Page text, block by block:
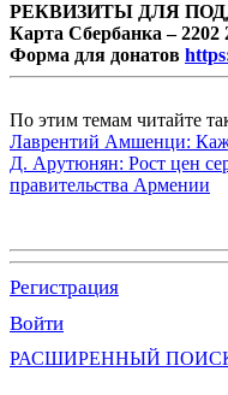
РЕКВИЗИТЫ ДЛЯ
Карта Сбербанка – 2202
Форма для донатов
По этим темам читайте
Лаврентий Амшенци:
Д. Арутюнян: Рост цен
правительства Армении
Регистрация
Войти
РАСШИРЕННЫЙ